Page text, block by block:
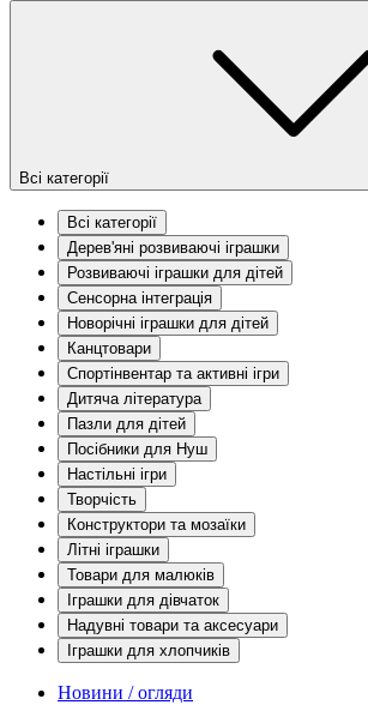
Всі категорії
Всі категорії
Дерев'яні розвиваючі іграшки
Розвиваючі іграшки для дітей
Сенсорна інтеграція
Новорічні іграшки для дітей
Канцтовари
Спортінвентар та активні ігри
Дитяча література
Пазли для дітей
Посібники для Нуш
Настільні ігри
Творчість
Конструктори та мозаїки
Літні іграшки
Товари для малюків
Іграшки для дівчаток
Надувні товари та аксесуари
Іграшки для хлопчиків
Новини / огляди